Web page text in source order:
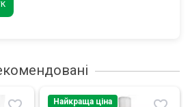
Найкраща ціна